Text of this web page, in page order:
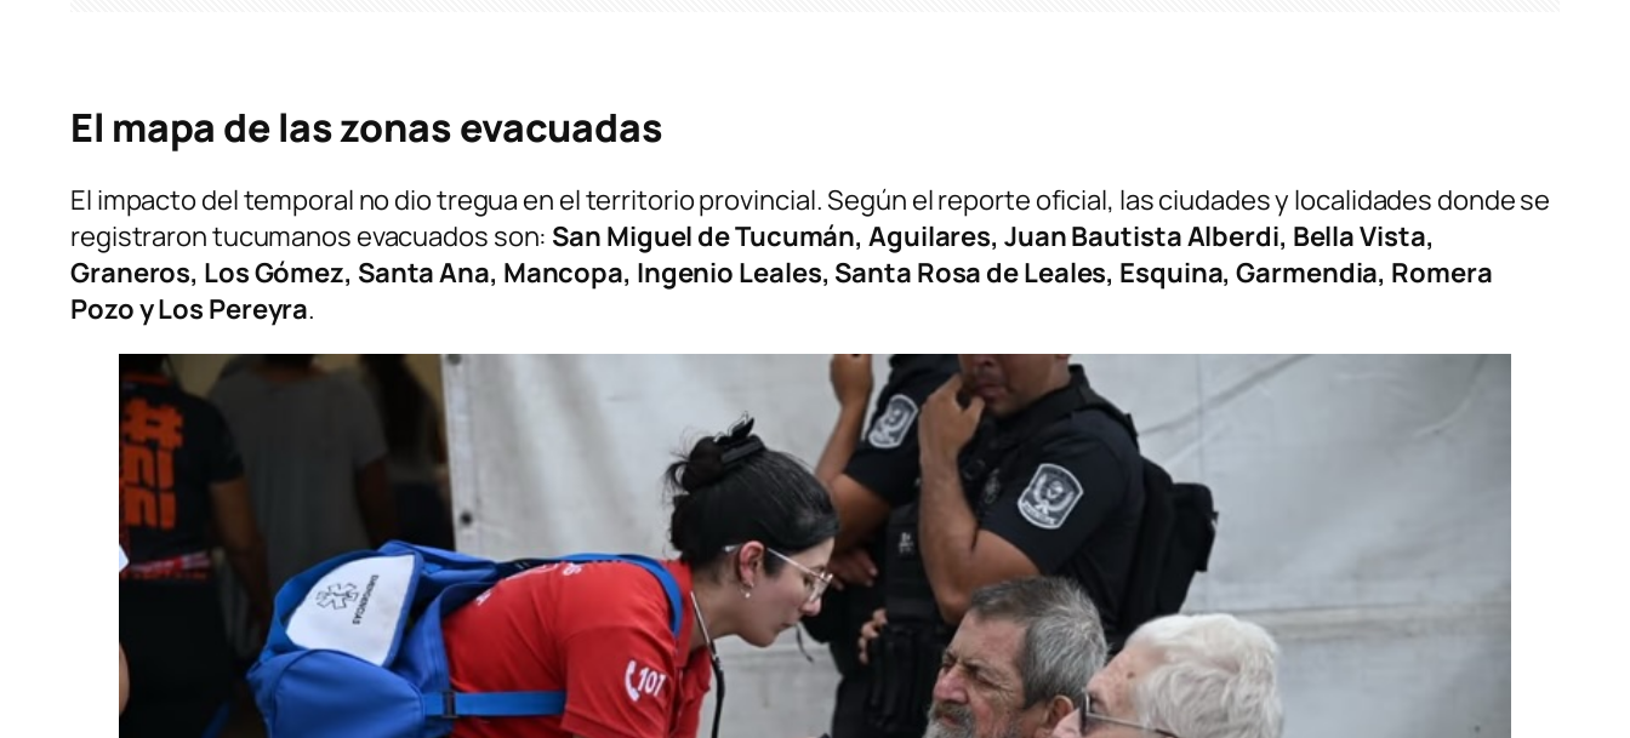
El mapa de las zonas evacuadas
El impacto del temporal no dio tregua en el territorio provincial. Según el reporte oficial, las ciudades y localidades donde se
registraron tucumanos evacuados son: San Miguel de Tucumán, Aguilares, Juan Bautista Alberdi, Bella Vista,
Graneros, Los Gómez, Santa Ana, Mancopa, Ingenio Leales, Santa Rosa de Leales, Esquina, Garmendia, Romera
Pozo y Los Pereyra.